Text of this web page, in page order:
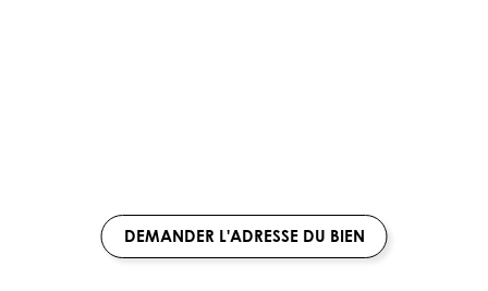
DEMANDER L'ADRESSE DU BIEN